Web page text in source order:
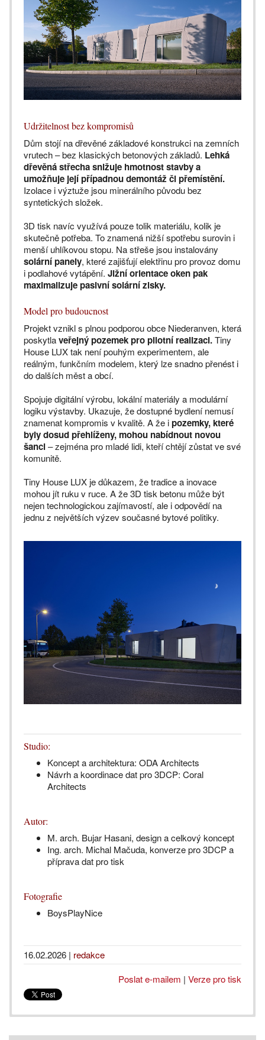
Udržitelnost bez kompromisů
Dům stojí na dřevěné základové konstrukci na zemních
vrutech – bez klasických betonových základů. Lehká
dřevěná střecha snižuje hmotnost stavby a
umožňuje její případnou demontáž či přemístění.
Izolace i výztuže jsou minerálního původu bez
syntetických složek.
3D tisk navíc využívá pouze tolik materiálu, kolik je
skutečně potřeba. To znamená nižší spotřebu surovin i
menší uhlíkovou stopu. Na střeše jsou instalovány
solární panely, které zajišťují elektřinu pro provoz domu
i podlahové vytápění. Jižní orientace oken pak
maximalizuje pasivní solární zisky.
Model pro budoucnost
Projekt vznikl s plnou podporou obce Niederanven, která
poskytlaveřejný pozemek pro pilotní realizaci.Tiny
House LUX tak není pouhým experimentem, ale
reálným, funkčním modelem, který lze snadno přenést i
do dalších měst a obcí.
Spojuje digitální výrobu, lokální materiály a modulární
logiku výstavby. Ukazuje, že dostupné bydlení nemusí
znamenat kompromis v kvalitě. A že ipozemky, které
byly dosud přehlíženy, mohou nabídnout novou
šanci– zejména pro mladé lidi, kteří chtějí zůstat ve své
komunitě.
Tiny House LUX je důkazem, že tradice a inovace
mohou jít ruku v ruce. A že 3D tisk betonu může být
nejen technologickou zajímavostí, ale i odpovědí na
jednu z největších výzev současné bytové politiky.
Studio:
Koncept a architektura: ODA Architects
Návrh a koordinace dat pro 3DCP: Coral
Architects
Autor:
M. arch. Bujar Hasani, design a celkový koncept
Ing. arch. Michal Mačuda, konverze pro 3DCP a
příprava dat pro tisk
Fotografie
BoysPlayNice
16.02.2026 | redakce
Poslat e-mailem | Verze pro tisk